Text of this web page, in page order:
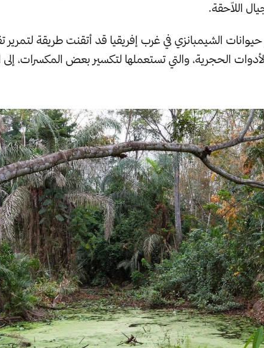
اللاّحقة.
الشيمبانزي في غرب إفريقيا قد أتقنت طريقة لتمرير
الحجرية، والتي تستعملها لتكسير بعض المكسرات، إلى